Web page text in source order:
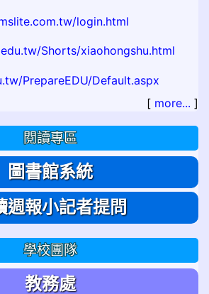
[ more... ]
閱讀專區
圖書館系統
週報小記者提問
學校團隊
教務處